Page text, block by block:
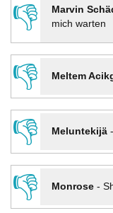
👎 Marvin
mich warten
👎
Meltem
👎
Meluntekijä-
👎
Monrose-